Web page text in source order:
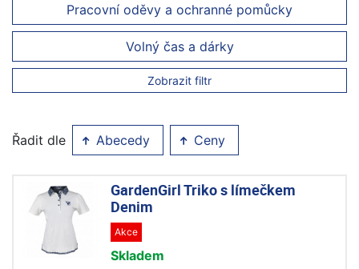
Pracovní oděvy a ochranné pomůcky
Volný čas a dárky
Zobrazit filtr
Řadit dle Abecedy Ceny
GardenGirl Triko s límečkem
Denim
Akce
Skladem